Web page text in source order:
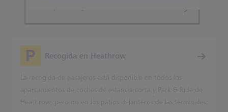
Recogida en Heathrow